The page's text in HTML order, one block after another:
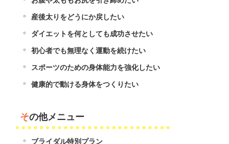
産後太りをどうにか戻したい
ダイエットを何としても成功させたい
初心者でも無理なく運動を続けたい
スポーツのための身体能力を強化したい
健康的で動ける身体をつくりたい
その他メニュー
ブライダル特別プラン